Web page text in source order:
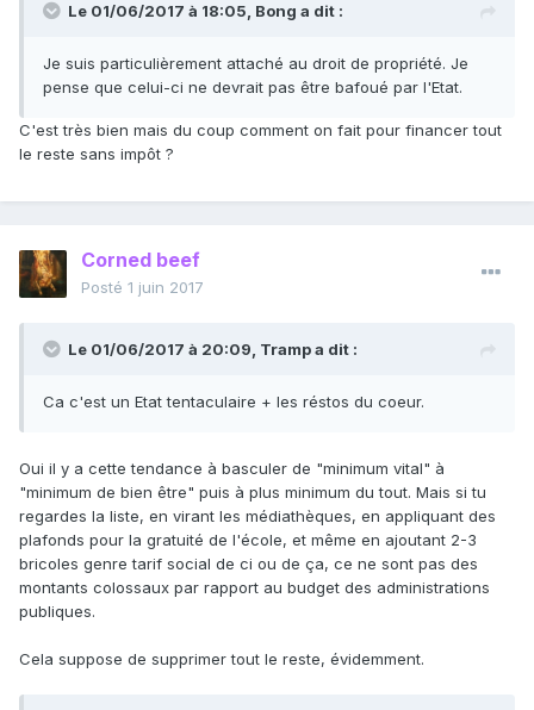
Le 01/06/2017 à 18:05, Bong a dit :
Je suis particulièrement attaché au droit de propriété. Je
pense que celui-ci ne devrait pas être bafoué par l'Etat.
C'est très bien mais du coup comment on fait pour financer tout
le reste sans impôt ?
Corned beef
Posté 1 juin 2017
Le 01/06/2017 à 20:09, Trampa dit :
Ca c'est un Etat tentaculaire + les réstos du coeur.
Oui il y a cette tendance à basculer de "minimum vital" à
"minimum de bien être" puis à plus minimum du tout. Mais si tu
regardes la liste, en virant les médiathèques, en appliquant des
plafonds pour la gratuité de l'école, et même en ajoutant 2-3
bricoles genre tarif social de ci ou de ça, ce ne sont pas des
montants colossaux par rapport au budget des administrations
publiques.
Cela suppose de supprimer tout le reste, évidemment.